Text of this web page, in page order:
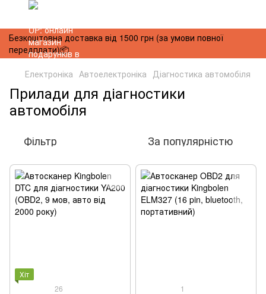
Безкоштовна доставка від 1500 грн (за умови повної
передплати)📦
Електроніка Автоелектроніка Діагностика авто‌мобіля
Прилади для діагностики
автомобіля
Фільтр За популярністю
Хіт
26
1